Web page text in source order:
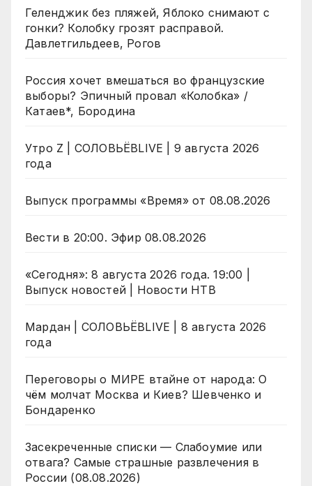
Геленджик без пляжей, Яблоко снимают с
гонки? Колобку грозят расправой.
Давлетгильдеев, Рогов
Россия хочет вмешаться во французские
выборы? Эпичный провал «Колобка» /
Катаев*, Бородина
Утро Z | СОЛОВЬЁВLIVE | 9 августа 2026
года
Выпуск программы «Время» от 08.08.2026
Вести в 20:00. Эфир 08.08.2026
«Сегодня»: 8 августа 2026 года. 19:00 |
Выпуск новостей | Новости НТВ
Мардан | СОЛОВЬЁВLIVE | 8 августа 2026
года
Переговоры о МИРЕ втайне от народа: О
чём молчат Москва и Киев? Шевченко и
Бондаренко
Засекреченные списки — Слабоумие или
отвага? Самые страшные развлечения в
России (08.08.2026)